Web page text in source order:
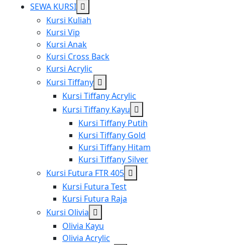
SEWA KURSI Show
sub
Kursi Kuliah
Kursi Vip
Kursi Anak
Kursi Cross Back
Kursi Acrylic
Kursi Tiffany Show
sub
menu
Kursi Tiffany Acrylic
Kursi Tiffany Kayu Show
sub
menu
Kursi Tiffany Putih
Kursi Tiffany Gold
Kursi Tiffany Hitam
Kursi Tiffany Silver
Kursi Futura FTR 405 Show
Kursi Futura Test
Kursi Futura Raja
Kursi Olivia Show
sub
menu
Olivia Kayu
Olivia Acrylic